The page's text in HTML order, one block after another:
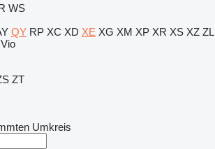
WS
QY RP XC XD XE XG XM XP XR XS XZ ZL
Vio
ZT
Umkreis